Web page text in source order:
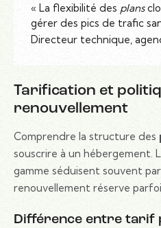
« La flexibilité des plans
gérer des pics de trafic
Directeur technique,
Tarification et
renouvellement
Comprendre la structure des
souscrire à un hébergement.
gamme séduisent souvent
renouvellement réserve
Différence entre tarif